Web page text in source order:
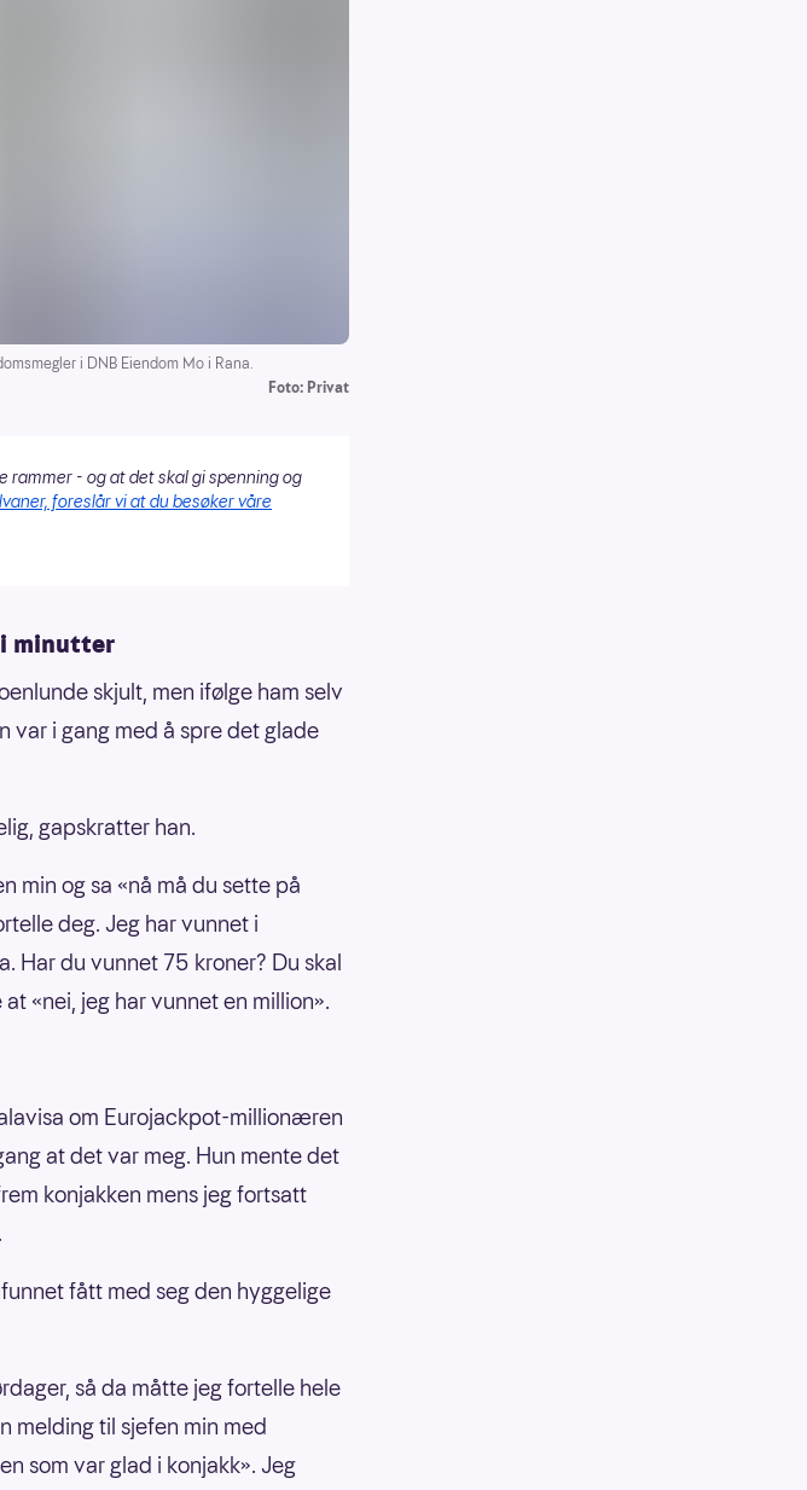
i DNB Eiendom Mo i Rana.
Foto: Privat
rammer - og at det skal gi spenning og
foreslår vi at du besøker våre
minutter
skjult, men ifølge ham selv
var i gang med å spre det glade
gapskratter han.
min og sa «nå må du sette på
deg. Jeg har vunnet i
Har du vunnet 75 kroner? Du skal
«nei, jeg har vunnet en million».
om Eurojackpot-millionæren
at det var meg. Hun mente det
konjakken mens jeg fortsatt
fått med seg den hyggelige
så da måtte jeg fortelle hele
melding til sjefen min med
som var glad i konjakk». Jeg